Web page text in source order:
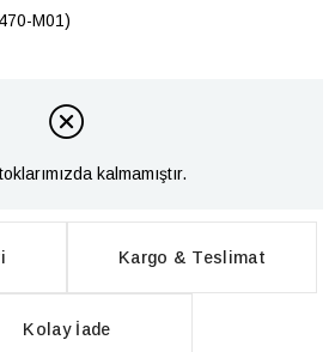
M01)
kalmamıştır.
Kargo & Teslimat
Kolay İade